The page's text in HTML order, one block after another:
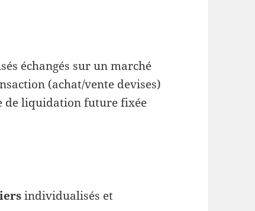
échangés sur un marché
(achat/vente devises)
de liquidation future fixée
individualisés et